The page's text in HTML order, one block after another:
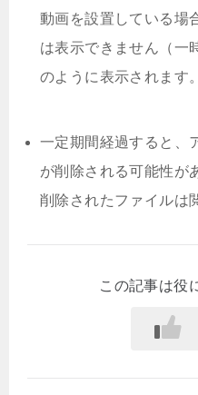
動画を設置している場
は表示できません（一
のように表示されます。
一定期間経過すると、
が削除される可能性が
削除されたファイルは
この記事は役